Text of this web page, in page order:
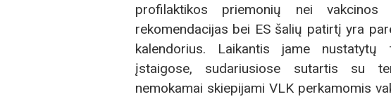
profilaktikos priemonių nei
rekomendacijas bei ES šalių patirtį yra
kalendorius. Laikantis jame
įstaigose, sudariusiose sutartis su
nemokamai skiepijami VLK perkamomis